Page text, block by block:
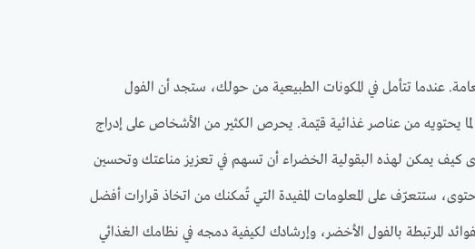
عندما تتأمل في المكونات الطبيعية من حولك، ستجد أن الفول
يحتويه من عناصر غذائية قيّمة. يحرص الكثير من الأشخاص على إدراج
كيف يمكن لهذه البقولية الخضراء أن تسهم في تعزيز مناعتك وتحسين
ستتعرّف على المعلومات المفيدة التي تُمكنك من اتخاذ قرارات أفضل
المرتبطة بالفول الأخضر، وإرشادك لكيفية دمجه في نظامك الغذائي